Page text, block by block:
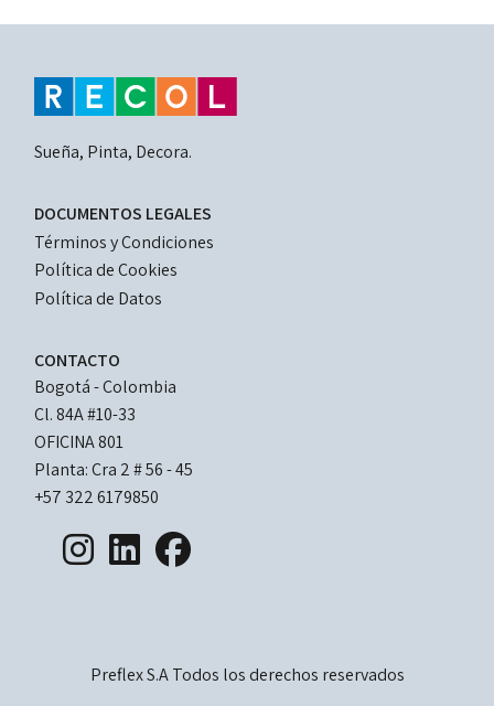
Sueña, Pinta, Decora.
LEGAL
DOCUMENTS
DOCUMENTOS LEGALES
Términos y Condiciones
Política de Cookies
Política de Datos
CONTACTO
Bogotá - Colombia
Cl. 84A #10-33
OFICINA 801
Planta: Cra 2 # 56 - 45
+57 322 6179850
Preflex S.A Todos los derechos reservados